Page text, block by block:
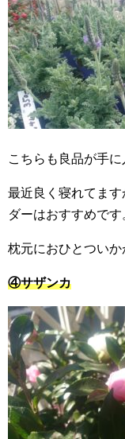
こちらも良品が手に
最近良く寝れてま
ダーはおすすめです
枕元におひとついか
④サザンカ